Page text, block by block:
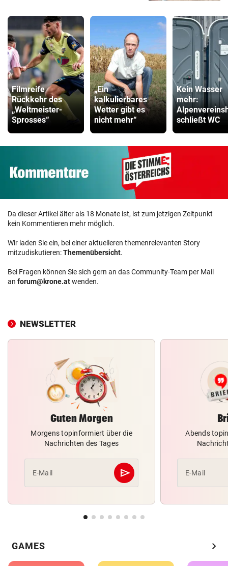
Filmreife
Rückkehr des
„Weltmeister-
Sprosses“
„Ein
kalkulierbares
Wetter gibt es
nicht mehr“
Kein Wasser
mehr:
schließt WC
Da dieser Artikel älter als 18 Monate ist, ist zum jetzigen Zeitpunkt
kein Kommentieren mehr möglich.
Wir laden Sie ein, bei einer aktuelleren themenrelevanten Story
mitzudiskutieren:Themenübersicht.
Bei Fragen können Sie sich gern an das Community-Team per Mail
an forum@krone.atwenden.
NEWSLETTER
Guten Morgen
Morgens topinformiert über die
Nachrichten des Tages
E-Mail send
Abschicken
Abends
E-Mail
GAMES chevron_right